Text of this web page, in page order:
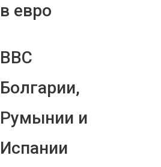
в евро
ВВС
Болгарии,
Румынии и
Испании